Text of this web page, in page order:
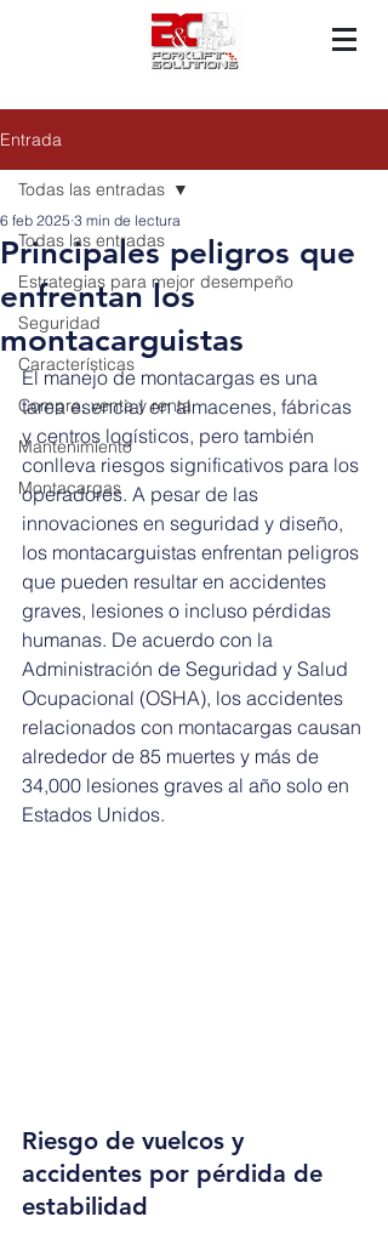
Entrada
Todas las entradas
Estrategias para mejor desempeño
Seguridad
Características
Compra, venta y renta
Mantenimiento
Montacargas
Todas las entradas
Principales peligros que
enfrentan los
montacarguistas
6 feb 2025 3 min de lectura
El manejo de montacargas es una
tarea esencial en almacenes, fábricas
y centros logísticos, pero también
conlleva riesgos significativos para los
operadores. A pesar de las
innovaciones en seguridad y diseño,
los montacarguistas enfrentan peligros
que pueden resultar en accidentes
graves, lesiones o incluso pérdidas
humanas. De acuerdo con la
Administración de Seguridad y Salud
Ocupacional (OSHA), los accidentes
relacionados con montacargas causan
alrededor de 85 muertes y más de
34,000 lesiones graves al año solo en
Estados Unidos.
Riesgo de vuelcos y
accidentes por pérdida de
estabilidad